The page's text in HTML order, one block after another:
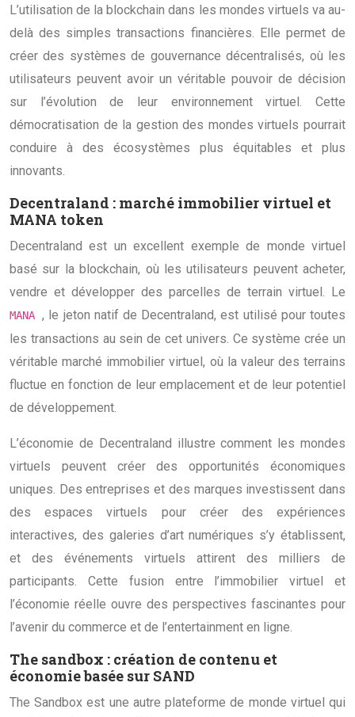
L’utilisation de la blockchain dans les mondes virtuels va au-
delà des simples transactions financières. Elle permet de
créer des systèmes de gouvernance décentralisés, où les
utilisateurs peuvent avoir un véritable pouvoir de décision
sur l’évolution de leur environnement virtuel. Cette
démocratisation de la gestion des mondes virtuels pourrait
conduire à des écosystèmes plus équitables et plus
innovants.
Decentraland : marché immobilier virtuel et
MANA token
Decentraland est un excellent exemple de monde virtuel
basé sur la blockchain, où les utilisateurs peuvent acheter,
vendre et développer des parcelles de terrain virtuel. Le
MANA, le jeton natif de Decentraland, est utilisé pour toutes
les transactions au sein de cet univers. Ce système crée un
véritable marché immobilier virtuel, où la valeur des terrains
fluctue en fonction de leur emplacement et de leur potentiel
de développement.
L’économie de Decentraland illustre comment les mondes
virtuels peuvent créer des opportunités économiques
uniques. Des entreprises et des marques investissent dans
des espaces virtuels pour créer des expériences
interactives, des galeries d’art numériques s’y établissent,
et des événements virtuels attirent des milliers de
participants. Cette fusion entre l’immobilier virtuel et
l’économie réelle ouvre des perspectives fascinantes pour
l’avenir du commerce et de l’entertainment en ligne.
The sandbox : création de contenu et
économie basée sur SAND
The Sandbox est une autre plateforme de monde virtuel qui